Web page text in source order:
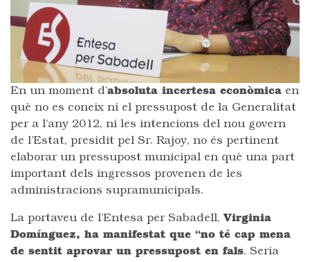
En un moment d’absoluta incertesa econòmica en
què no es coneix ni el pressupost de la Generalitat
per a l’any 2012, ni les intencions del nou govern
de l’Estat, presidit pel Sr. Rajoy, no és pertinent
elaborar un pressupost municipal en què una part
important dels ingressos provenen de les
administracions supramunicipals.
La portaveu de l’Entesa per Sabadell, Virginia
Domínguez, ha manifestat que “no té cap mena
de sentit aprovar un pressupost en fals. Seria